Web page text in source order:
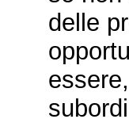
delle